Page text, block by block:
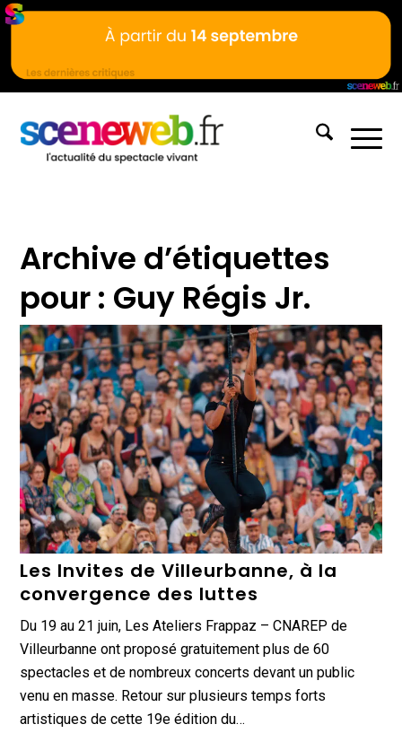
Archive d’étiquettes
pour : Guy Régis Jr.
Les Invites de Villeurbanne, à la
convergence des luttes
Du 19 au 21 juin, Les Ateliers Frappaz – CNAREP de
Villeurbanne ont proposé gratuitement plus de 60
spectacles et de nombreux concerts devant un public
venu en masse. Retour sur plusieurs temps forts
artistiques de cette 19e édition du…